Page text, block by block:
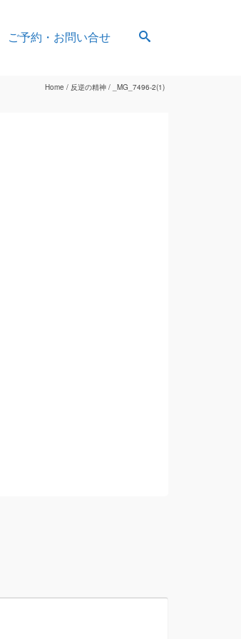
ご予約・お問い合せ
Home / 反逆の精神 / _MG_7496-2(1)